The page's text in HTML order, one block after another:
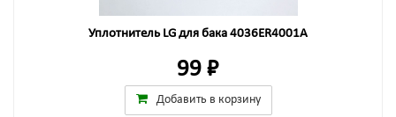
Уплотнитель LG для бака 4036ER4001A
99 ₽
Добавить в корзину